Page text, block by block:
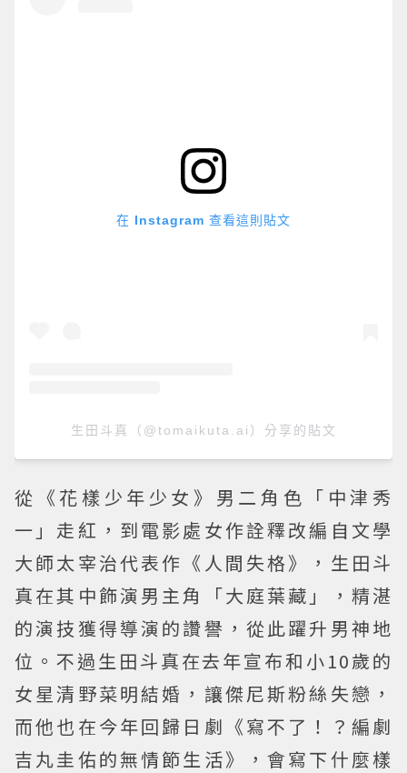
在 Instagram 查看這則貼文
生田斗真（@tomaikuta.ai）分享的貼文
從《花樣少年少女》男二角色「中津秀
一」走紅，到電影處女作詮釋改編自文學
大師太宰治代表作《人間失格》，生田斗
真在其中飾演男主角「大庭葉藏」，精湛
的演技獲得導演的讚譽，從此躍升男神地
位。不過生田斗真在去年宣布和小10歲的
女星清野菜明結婚，讓傑尼斯粉絲失戀，
而他也在今年回歸日劇《寫不了！？編劇
吉丸圭佑的無情節生活》，會寫下什麼樣